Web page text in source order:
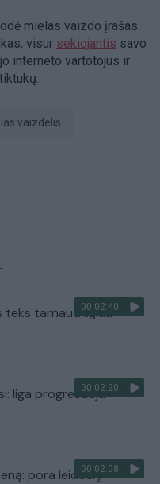
mielas vaizdo įrašas.
visur sekiojantis savo
interneto vartotojus ir
vaizdelis
00:02:40
teks tarnauti ilgiau
00:02:20
liga progresuoja
00:02:08
pora leidosi į